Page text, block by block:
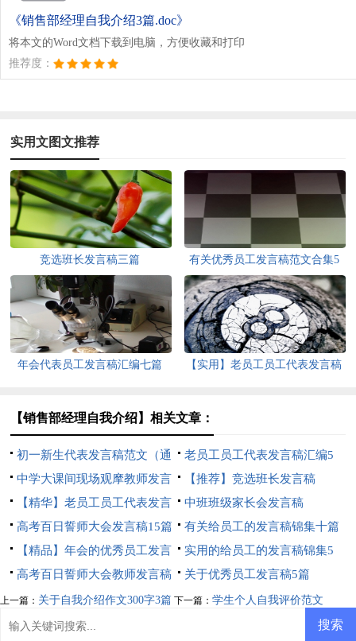
《销售部经理自我介绍3篇.doc》
将本文的Word文档下载到电脑，方便收藏和打印
推荐度：
实用文图文推荐
竞选班长发言稿三篇
有关优秀员工发言稿范文合集5
篇
年会代表员工发言稿汇编七篇
【实用】老员工员工代表发言稿
【销售部经理自我介绍】相关文章：
初一新生代表发言稿范文（通
用8篇）
老员工员工代表发言稿汇编5
篇
中学大课间现场观摩教师发言
稿
【推荐】竞选班长发言稿
【精华】老员工员工代表发言
稿4篇
中班班级家长会发言稿
高考百日誓师大会发言稿15篇
有关给员工的发言稿锦集十篇
【精品】年会的优秀员工发言
稿3篇
实用的给员工的发言稿锦集5
篇
高考百日誓师大会教师发言稿 关于优秀员工发言稿5篇
上一篇： 关于自我介绍作文300字3篇 下一篇： 学生个人自我评价范文